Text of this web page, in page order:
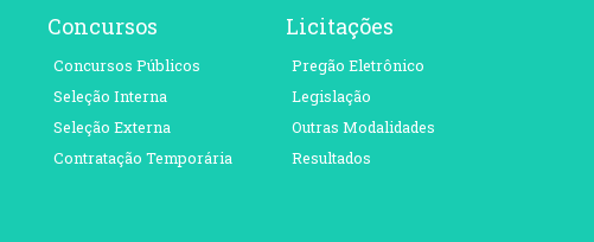
Concursos
Concursos Públicos
Seleção Interna
Seleção Externa
Contratação Temporária
Licitações
Pregão Eletrônico
Legislação
Outras Modalidades
Resultados